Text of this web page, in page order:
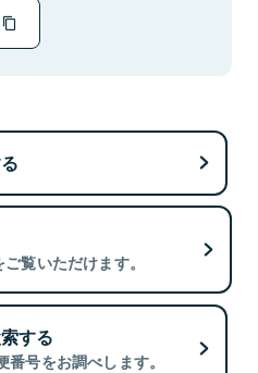
覧いただけます。
する
号をお調べします。